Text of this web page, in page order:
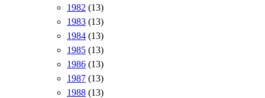
1982 (13)
1983 (13)
1984 (13)
1985 (13)
1986 (13)
1987 (13)
1988 (13)